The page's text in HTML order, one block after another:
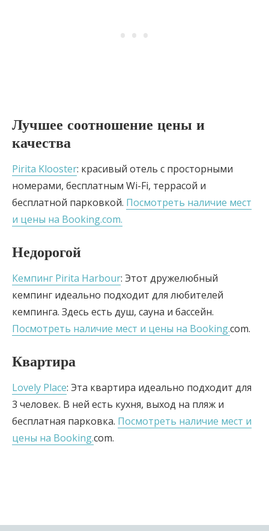
Лучшее соотношение цены и
качества
Pirita Klooster: красивый отель с просторными
номерами, бесплатным Wi-Fi, террасой и
бесплатной парковкой. Посмотреть наличие мест
и цены на Booking.com.
Недорогой
Кемпинг Pirita Harbour: Этот дружелюбный
кемпинг идеально подходит для любителей
кемпинга. Здесь есть душ, сауна и бассейн.
Посмотреть наличие мест и цены на Booking.com.
Квартира
Lovely Place: Эта квартира идеально подходит для
3 человек. В ней есть кухня, выход на пляж и
бесплатная парковка. Посмотреть наличие мест и
цены на Booking.com.